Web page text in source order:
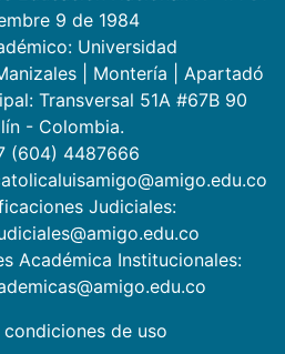
9 de 1984
Universidad
Montería
Apartadó
Transversal 51A #67B 90
- Colombia.
(604) 4487666
Judiciales:
Académica Institucionales:
de uso